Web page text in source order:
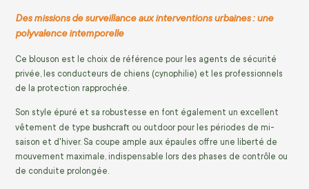
Des missions de surveillance aux interventions urbaines : une
polyvalence intemporelle
Ce blouson est le choix de référence pour les agents de sécurité
privée, les conducteurs de chiens (cynophilie) et les professionnels
de la protection rapprochée.
Son style épuré et sa robustesse en font également un excellent
vêtement de type bushcraft ou outdoor pour les périodes de mi-
saison et d'hiver. Sa coupe ample aux épaules offre une liberté de
mouvement maximale, indispensable lors des phases de contrôle ou
de conduite prolongée.